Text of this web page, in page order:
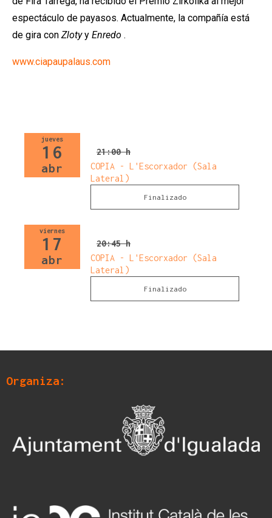
espectáculo de payasos. Actualmente, la compañía está
de gira con Zlotyy Enredo .
www.ciapaupalaus.com
jueves
16
abr
21:00 h
COPIA - L'Escorxador (Sala
Lateral)
Finalizado
viernes
17
abr
20:45 h
COPIA - L'Escorxador (Sala
Lateral)
Finalizado
Organiza: